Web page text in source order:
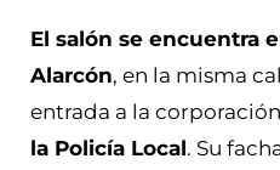
El salón se encuentra
Alarcón, en la misma
entrada a la
la Policía Local. Su